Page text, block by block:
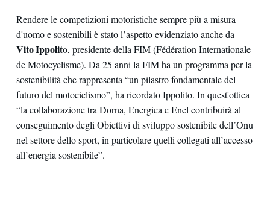
Rendere le competizioni motoristiche sempre più a misura
d'uomo e sostenibili è stato l’aspetto evidenziato anche da
Vito Ippolito, presidente della FIM (Fédération Internationale
de Motocyclisme). Da 25 anni la FIM ha un programma per la
sostenibilità che rappresenta “un pilastro fondamentale del
futuro del motociclismo”, ha ricordato Ippolito. In quest'ottica
“la collaborazione tra Dorna, Energica e Enel contribuirà al
conseguimento degli Obiettivi di sviluppo sostenibile dell’Onu
nel settore dello sport, in particolare quelli collegati all’accesso
all’energia sostenibile”.